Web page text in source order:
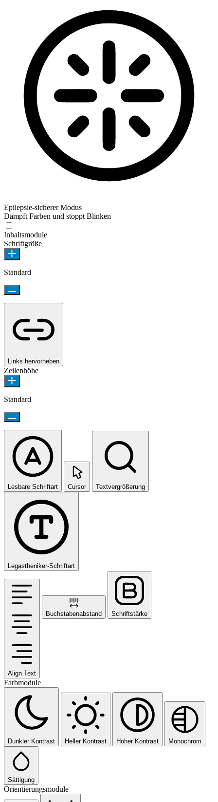
Epilepsie-sicherer Modus
Dämpft Farben und stoppt Blinken
Inhaltsmodule
Schriftgröße
Standard
Links hervorheben
Zeilenhöhe
Standard
Lesbare Schriftart Cursor Textvergrößerung
Legastheniker-Schriftart
Align Text
Buchstabenabstand Schriftstärke
Farbmodule
Dunkler Kontrast Heller Kontrast Hoher Kontrast Monochrom
Sättigung
Orientierungsmodule